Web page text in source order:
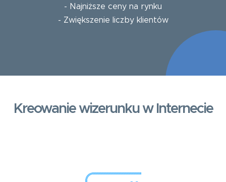
- Najniższe ceny na rynku
- Zwiększenie liczby klientów
Kreowanie wizerunku w Internecie